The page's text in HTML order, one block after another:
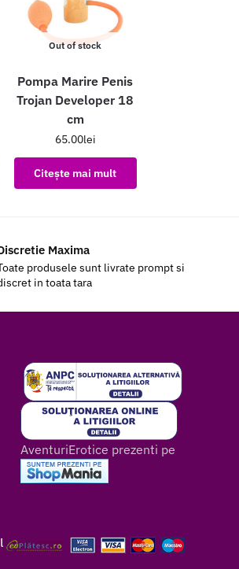
Out of stock
Pompa Marire Penis
Trojan Developer 18
cm
65.00lei
Citește mai mult
Maxima
produsele sunt livrate prompt si
in toata tara
AventuriErotice prezenti pe